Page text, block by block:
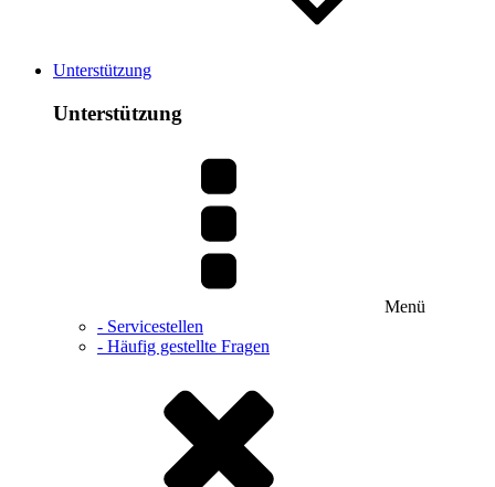
Unterstützung
Unterstützung
Menü
- Servicestellen
- Häufig gestellte Fragen